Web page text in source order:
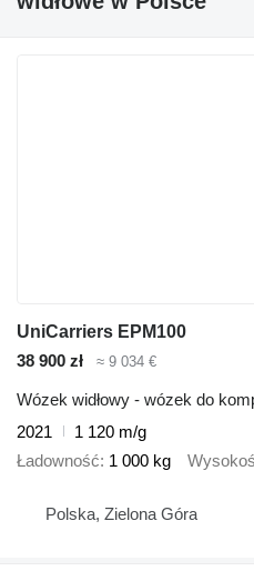
UniCarriers EPM100
38 900 zł
≈ 9 034 €
Wózek widłowy - wózek do
2021
1 120 m/g
Ładowność 1 000 kg
Polska, Zielona Góra